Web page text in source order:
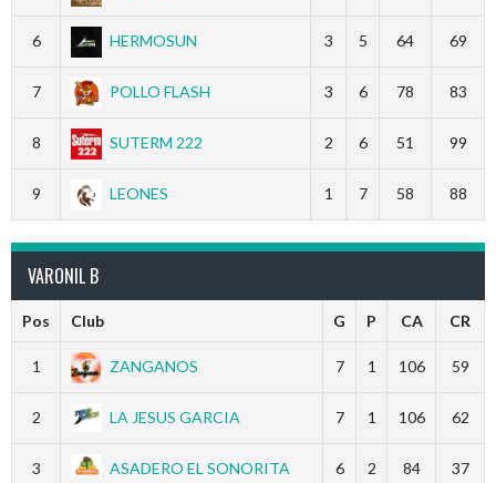
6 HERMOSUN 3 5 64 69
7 POLLO FLASH 3 6 78 83
8 SUTERM 222 2 6 51 99
9 LEONES 1 7 58 88
VARONIL B
Pos Club G P CA CR
1 ZANGANOS 7 1 106 59
2 LA JESUS GARCIA 7 1 106 62
3 ASADERO EL SONORITA 6 2 84 37